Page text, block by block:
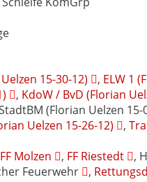
15-30-12) , ELW 1
, KdoW / BvD (Florian
(Florian Uelzen 15-
Uelzen 15-26-12) ,
FF Molzen , FF Riestedt ,
Feuerwehr ,